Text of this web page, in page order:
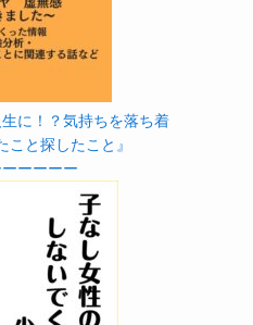
生に！？気持ちを落ち着
こと探したこと』
ーーーー